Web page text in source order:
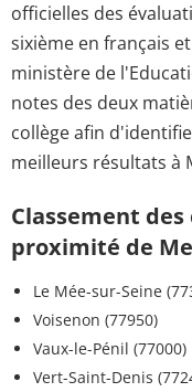
officielles des
sixième en français
ministère de
notes des deux
collège afin
meilleurs résultats à
Classement des
proximité de
Le Mée-sur-Seine
Voisenon (77950)
Vaux-le-Pénil (77000)
Vert-Saint-Denis